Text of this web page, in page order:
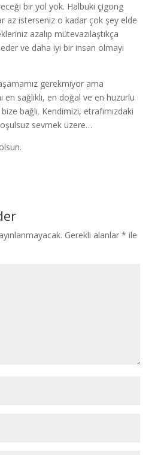
bir yol yok. Halbuki çigong
az isterseniz o kadar çok şey elde
azalıp mütevazılaştıkça
ve daha iyi bir insan olmayı
gerekmiyor ama
en sağlıklı, en doğal ve en huzurlu
bağlı. Kendimizi, etrafımızdaki
sevmek üzere…
Gerekli alanlar * ile